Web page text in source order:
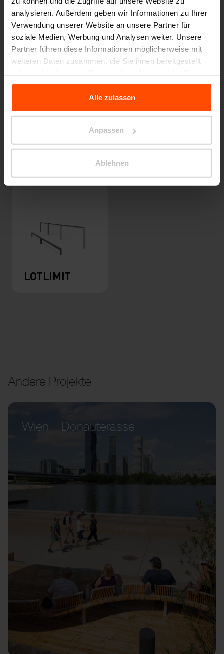
analysieren. Außerdem geben wir Informationen zu Ihrer
Verwendung unserer Website an unsere Partner für
soziale Medien, Werbung und Analysen weiter. Unsere
Partner führen diese Informationen möglicherweise mit
weiteren Daten zusammen, die Sie ihnen bereitgestellt
gesammelt haben.
Für weitere Informationen besuchen Sie bitte Principles
Alle zulassen
Anpassen
Ablehnen
BLOCQ LENA
OS
LOTLIMIT
Andere Projekte
Wien – Donauterasse